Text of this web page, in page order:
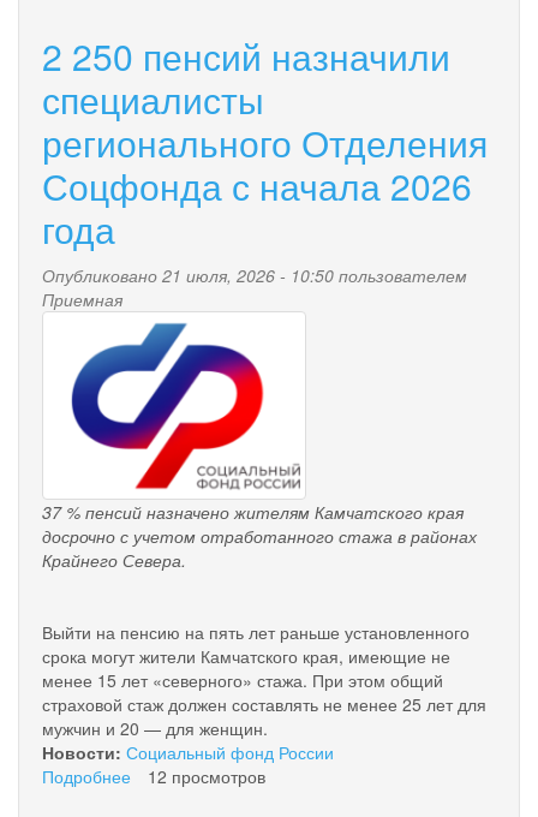
Отделение
по
краю
проведет
перерасчет
работающих
региона
2 250 пенсий назначили
специалисты
регионального Отделения
Соцфонда с начала 2026
года
Опубликовано 21 июля, 2026 - 10:50 пользователем
Приемная
pensionnyy_fond.png
37 % пенсий назначено жителям Камчатского края
досрочно с учетом отработанного стажа в районах
Крайнего Севера.
Выйти на пенсию на пять лет раньше установленного
срока могут жители Камчатского края, имеющие не
менее 15 лет «северного» стажа. При этом общий
страховой стаж должен составлять не менее 25 лет для
мужчин и 20 — для женщин.
Новости: Социальный фонд России
Подробнее
12 просмотров